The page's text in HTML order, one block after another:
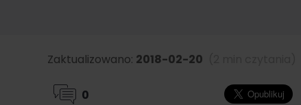
Zaktualizowano: 2018-02-20
0